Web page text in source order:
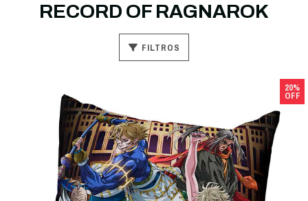
RECORD OF RAGNAROK
FILTROS
20%
OFF